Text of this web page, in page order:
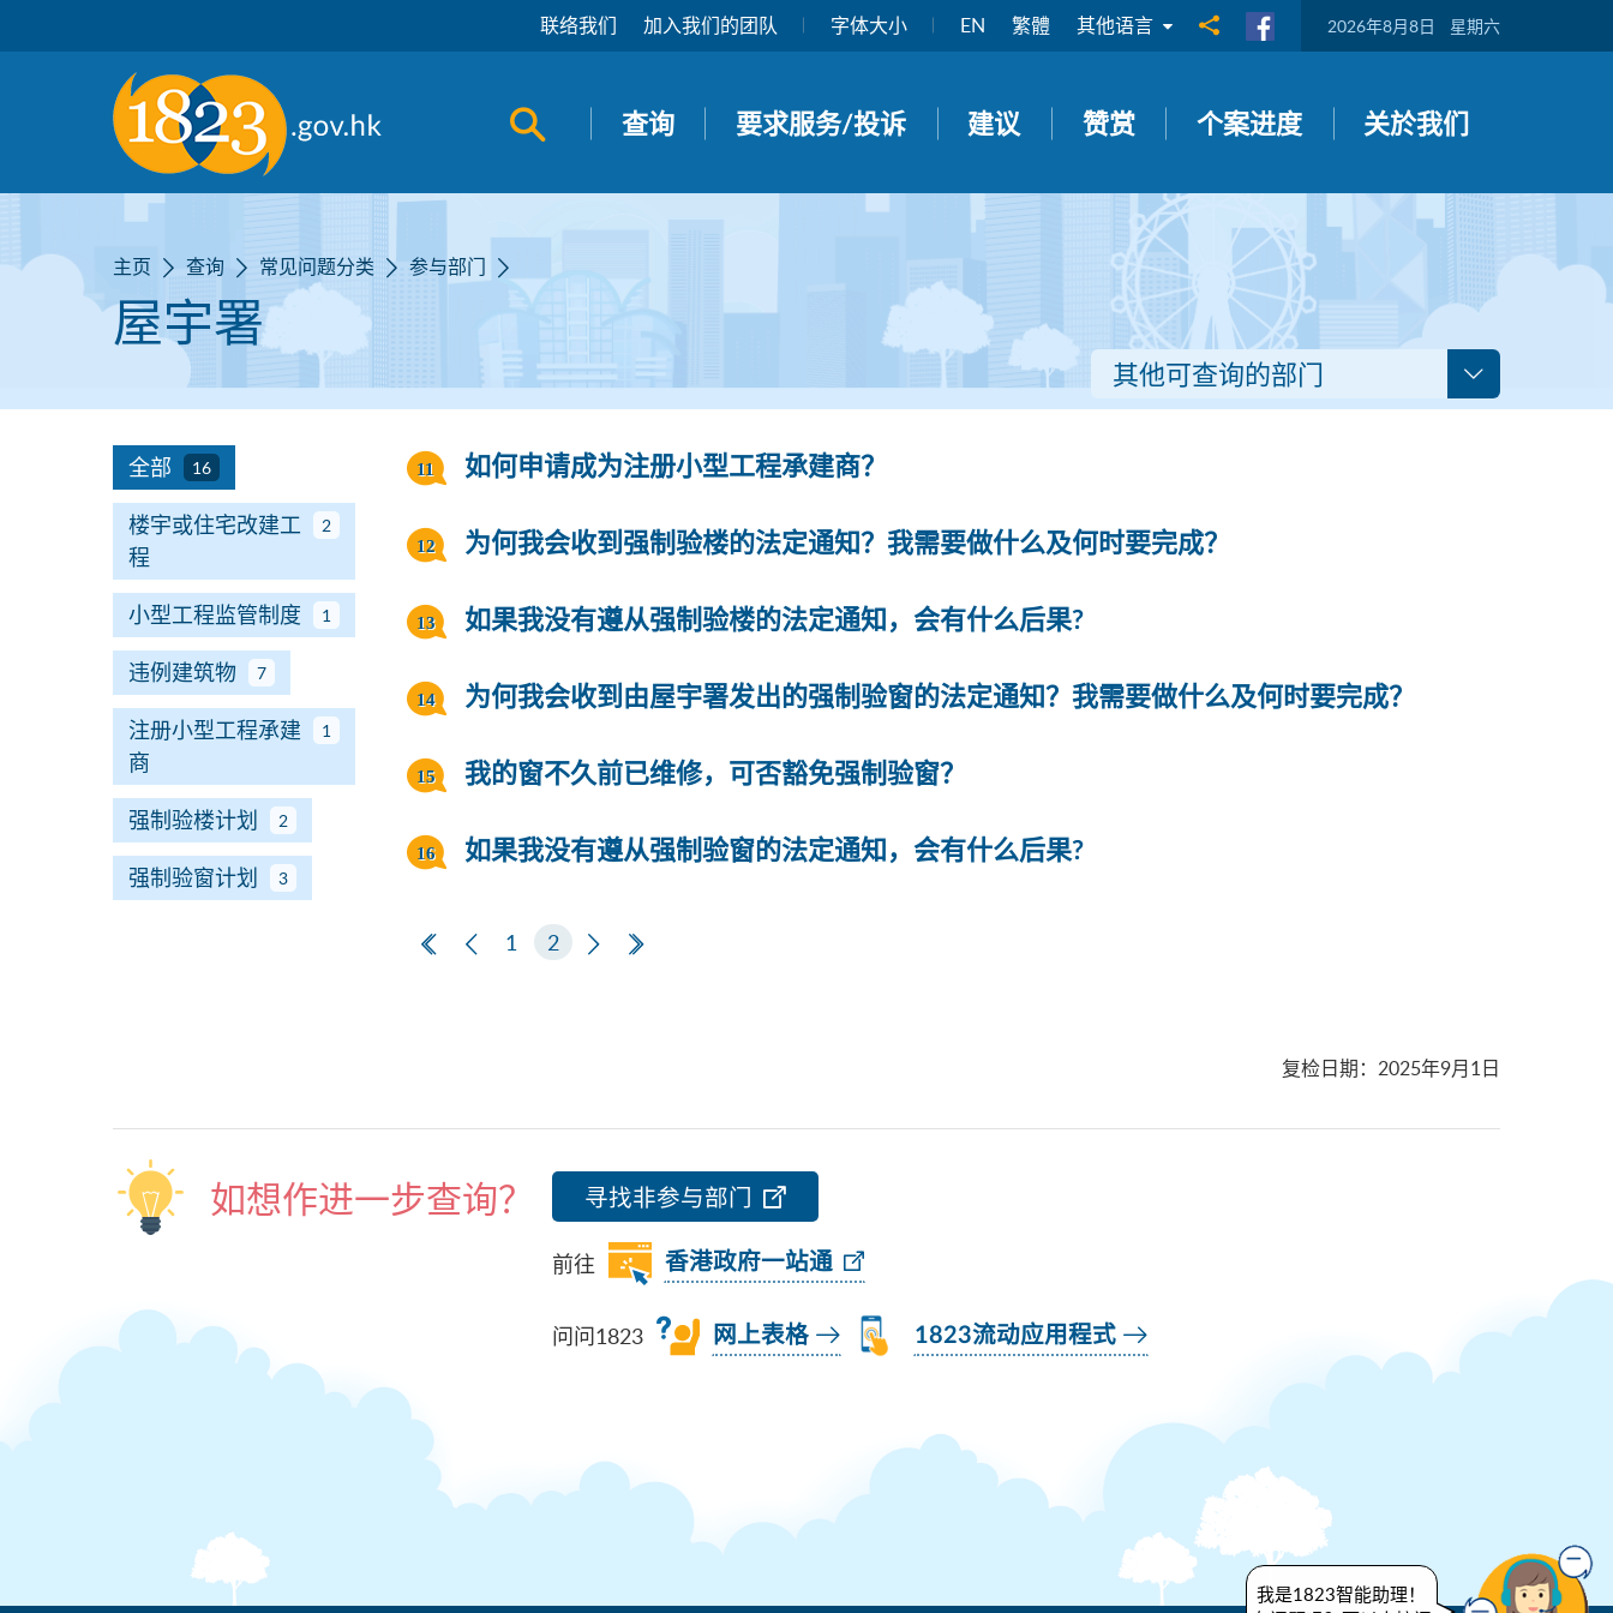
联络我们 加入我们的团队 字体大小 EN 繁體 其他语言 分享到 2026年8月8日 星期六
开启搜寻面板
查询 要求服务/投诉 建议 赞赏 个案进度 关於我们
主页 查询 常见问题分类 参与部门
屋宇署
其他可查询的部门
全部 16
楼宇或住宅改建工
程
2
小型工程监管制度 1
违例建筑物 7
注册小型工程承建
商
1
强制验楼计划 2
强制验窗计划 3
如何申请成为注册小型工程承建商？
为何我会收到强制验楼的法定通知？我需要做什么及何时要完成？
如果我没有遵从强制验楼的法定通知，会有什么后果?
为何我会收到由屋宇署发出的强制验窗的法定通知？我需要做什么及何时要完成？
我的窗不久前已维修，可否豁免强制验窗？
如果我没有遵从强制验窗的法定通知，会有什么后果?
第一页上一页
1 2 下一页最后一页
复检日期： 2025年9月1日
如想作进一步查询？ 寻找非参与部门
前往 香港政府一站通
问问1823 网上表格 1823流动应用程式
我是1823智能助理！